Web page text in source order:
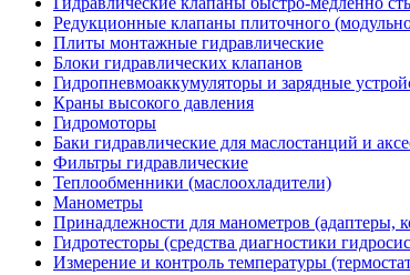
Редукционные клапаны плиточного
Плиты монтажные гидравлические
Блоки гидравлических клапанов
Гидропневмоаккумуляторы и зарядные
Краны высокого давления
Гидромоторы
Баки гидравлические для маслостанций и
Фильтры гидравлические
Теплообменники (маслоохладители)
Манометры
Принадлежности для манометров
Гидротесторы (средства диагностики
Измерение и контроль температуры